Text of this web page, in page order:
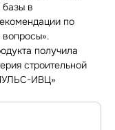
в
по
получила
строительной
ИВЦ»